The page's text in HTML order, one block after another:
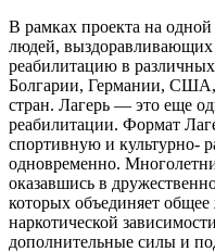
В рамках проекта на
людей,
реабилитацию в
Болгарии, Германии, США,
стран. Лагерь — это еще
реабилитации. Формат
спортивную и культурно-
одновременно.
оказавшись в
которых объединяет общее
наркотической
дополнительные силы и